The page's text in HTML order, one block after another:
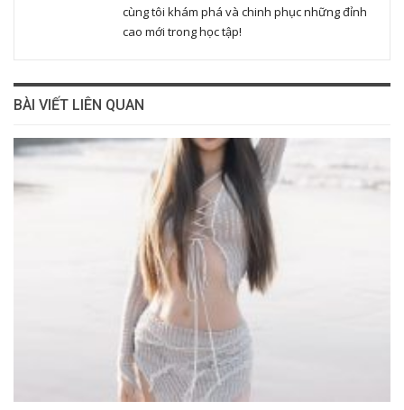
cùng tôi khám phá và chinh phục những đỉnh
cao mới trong học tập!
BÀI VIẾT LIÊN QUAN